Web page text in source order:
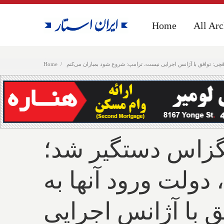
Home توافق با آژانس اجرایی نیست، ترامپ: شروع شود بمباران می‌کنم
Home All
Home All
دستگیر شد؛
دولت ورود آنها به
با آژانس اجرایی